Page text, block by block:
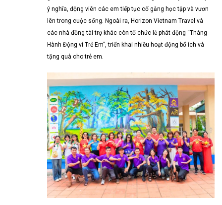
ý nghĩa, động viên các em tiếp tục cố gắng học tập và vươn
lên trong cuộc sống. Ngoài ra, Horizon Vietnam Travel và
các nhà đồng tài trợ khác còn tổ chức lễ phát động “Tháng
Hành Động vì Trẻ Em”, triển khai nhiều hoạt động bổ ích và
tặng quà cho trẻ em.